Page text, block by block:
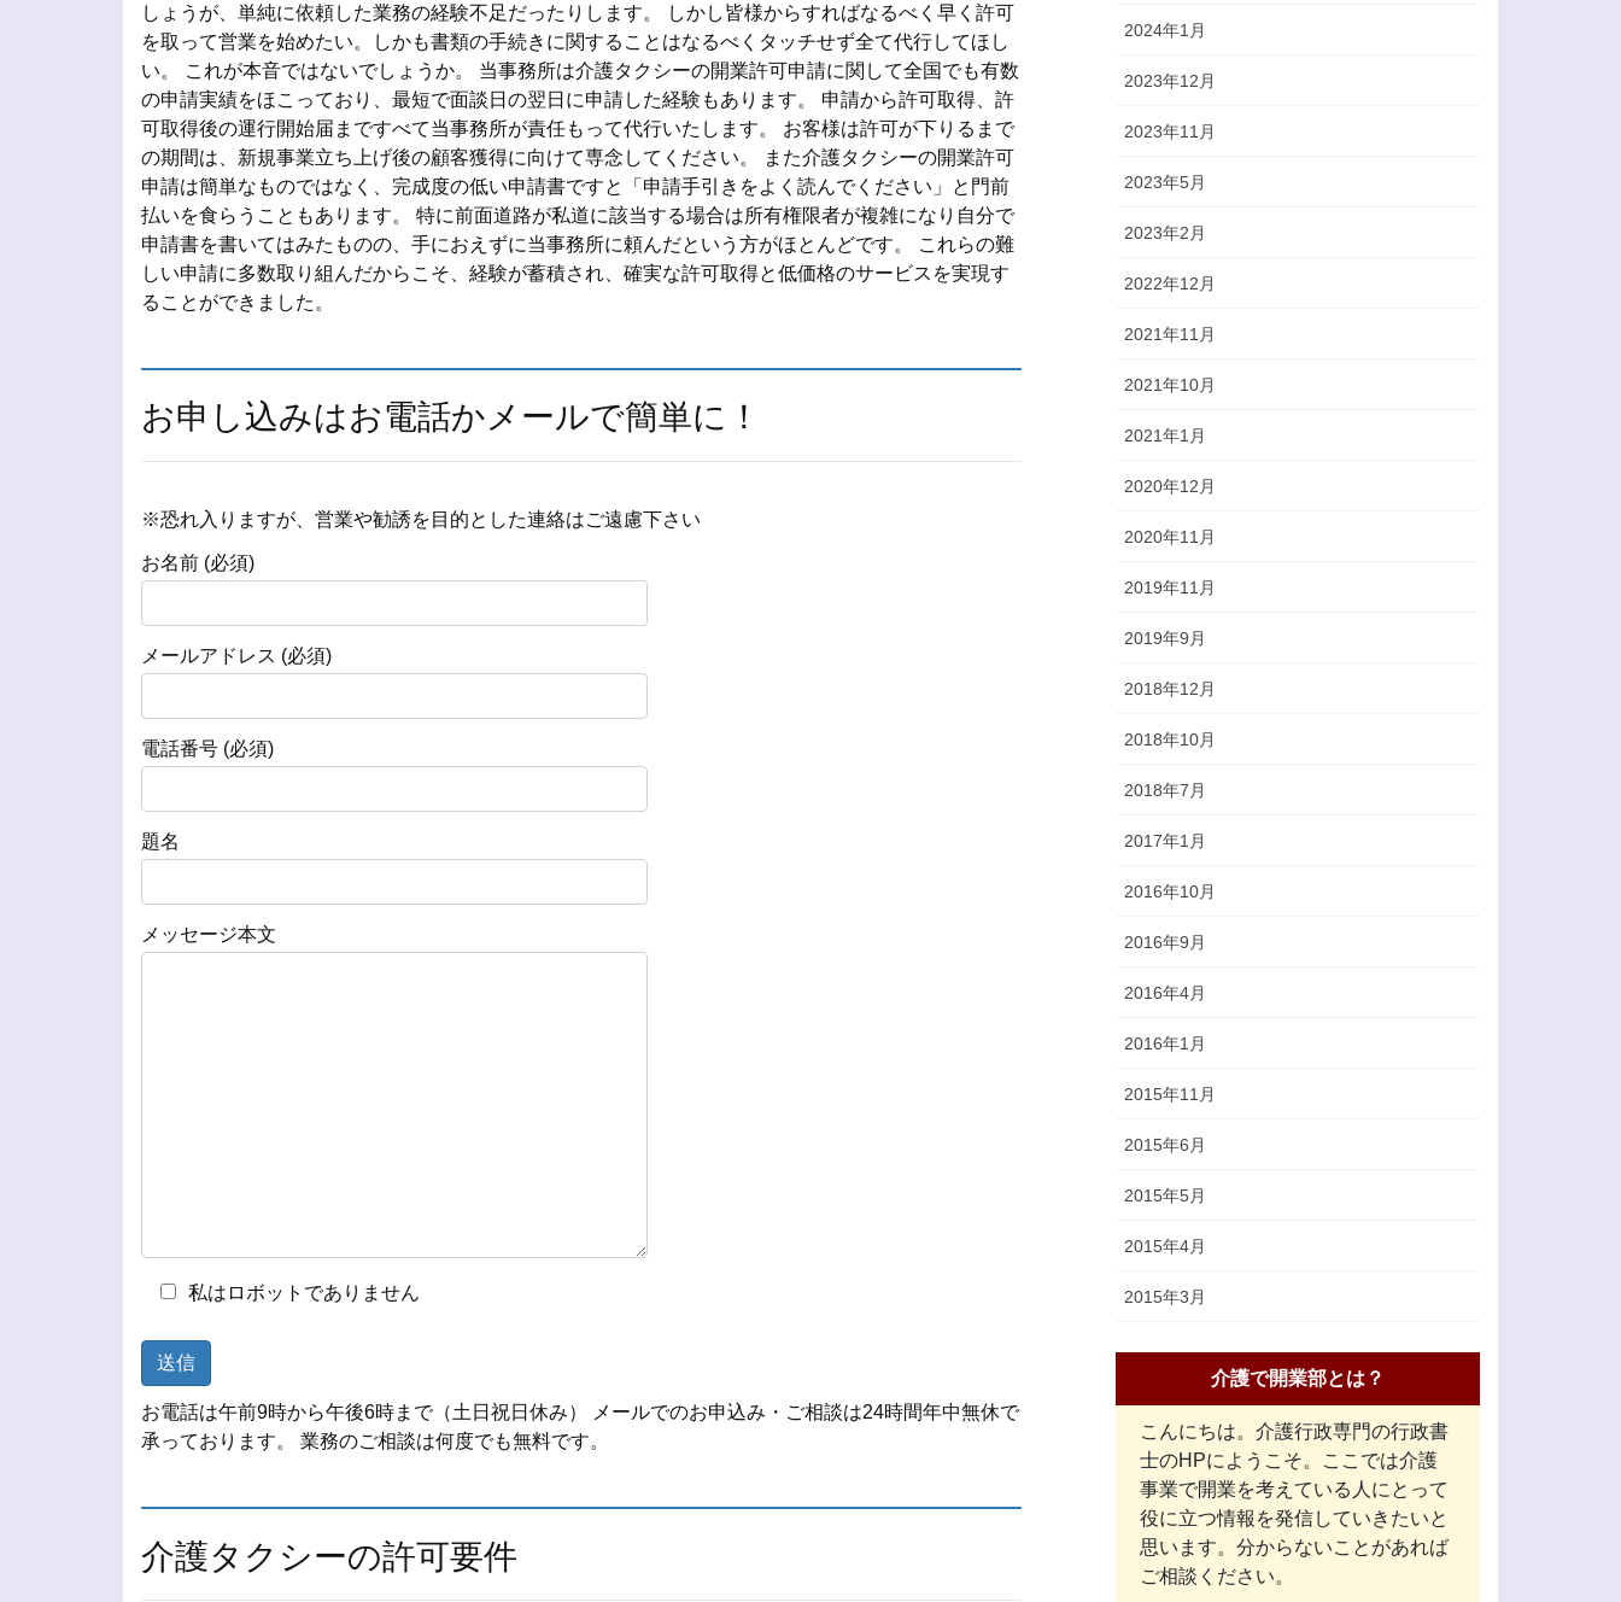
しょうが、単純に依頼した業務の経験不足だったりします。 しかし皆様からすればなるべく早く許可
を取って営業を始めたい。しかも書類の手続きに関することはなるべくタッチせず全て代行してほし
い。 これが本音ではないでしょうか。 当事務所は介護タクシーの開業許可申請に関して全国でも有数
の申請実績をほこっており、最短で面談日の翌日に申請した経験もあります。 申請から許可取得、許
可取得後の運行開始届まですべて当事務所が責任もって代行いたします。 お客様は許可が下りるまで
の期間は、新規事業立ち上げ後の顧客獲得に向けて専念してください。 また介護タクシーの開業許可
申請は簡単なものではなく、完成度の低い申請書ですと「申請手引きをよく読んでください」と門前
払いを食らうこともあります。 特に前面道路が私道に該当する場合は所有権限者が複雑になり自分で
申請書を書いてはみたものの、手におえずに当事務所に頼んだという方がほとんどです。 これらの難
しい申請に多数取り組んだからこそ、経験が蓄積され、確実な許可取得と低価格のサービスを実現す
ることができました。
お申し込みはお電話かメールで簡単に！
※恐れ入りますが、営業や勧誘を目的とした連絡はご遠慮下さい
お名前 (必須)
メールアドレス (必須)
電話番号 (必須)
題名
メッセージ本文
私はロボットでありません
お電話は午前9時から午後6時まで（土日祝日休み） メールでのお申込み・ご相談は24時間年中無休で
承っております。 業務のご相談は何度でも無料です。
介護タクシーの許可要件
2024年1月
2023年12月
2023年11月
2023年5月
2023年2月
2022年12月
2021年11月
2021年10月
2021年1月
2020年12月
2020年11月
2019年11月
2019年9月
2018年12月
2018年10月
2018年7月
2017年1月
2016年10月
2016年9月
2016年4月
2016年1月
2015年11月
2015年6月
2015年5月
2015年4月
2015年3月
介護で開業部とは？
こんにちは。介護行政専門の行政書
士のHPにようこそ。ここでは介護
事業で開業を考えている人にとって
役に立つ情報を発信していきたいと
思います。分からないことがあれば
ご相談ください。